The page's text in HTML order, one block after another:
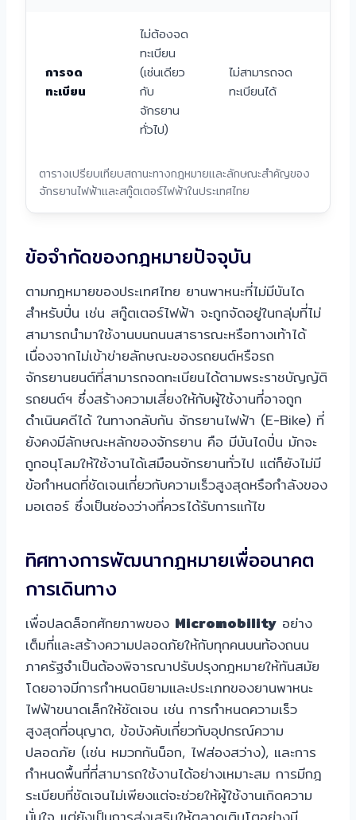
ตารางเปรียบเทียบสถานะทางกฎหมายและลักษณะสำคัญของ
จักรยานไฟฟ้าและสกู๊ตเตอร์ไฟฟ้าในประเทศไทย
การจด
ทะเบียน
ไม่ต้องจด
ทะเบียน
(เช่นเดียว
กับ
จักรยาน
ทั่วไป)
ไม่สามารถจด
ทะเบียนได้
ข้อจำกัดของกฎหมายปัจจุบัน
ตามกฎหมายของประเทศไทย ยานพาหนะที่ไม่มีบันได
สำหรับปั่น เช่น สกู๊ตเตอร์ไฟฟ้า จะถูกจัดอยู่ในกลุ่มที่ไม่
สามารถนำมาใช้งานบนถนนสาธารณะหรือทางเท้าได้
เนื่องจากไม่เข้าข่ายลักษณะของรถยนต์หรือรถ
จักรยานยนต์ที่สามารถจดทะเบียนได้ตามพระราชบัญญัติ
รถยนต์ฯ ซึ่งสร้างความเสี่ยงให้กับผู้ใช้งานที่อาจถูก
ดำเนินคดีได้ ในทางกลับกัน จักรยานไฟฟ้า (E-Bike) ที่
ยังคงมีลักษณะหลักของจักรยาน คือ มีบันไดปั่น มักจะ
ถูกอนุโลมให้ใช้งานได้เสมือนจักรยานทั่วไป แต่ก็ยังไม่มี
ข้อกำหนดที่ชัดเจนเกี่ยวกับความเร็วสูงสุดหรือกำลังของ
มอเตอร์ ซึ่งเป็นช่องว่างที่ควรได้รับการแก้ไข
ทิศทางการพัฒนากฎหมายเพื่ออนาคต
การเดินทาง
เพื่อปลดล็อกศักยภาพของ Micromobility อย่าง
เต็มที่และสร้างความปลอดภัยให้กับทุกคนบนท้องถนน
ภาครัฐจำเป็นต้องพิจารณาปรับปรุงกฎหมายให้ทันสมัย
โดยอาจมีการกำหนดนิยามและประเภทของยานพาหนะ
ไฟฟ้าขนาดเล็กให้ชัดเจน เช่น การกำหนดความเร็ว
สูงสุดที่อนุญาต, ข้อบังคับเกี่ยวกับอุปกรณ์ความ
ปลอดภัย (เช่น หมวกกันน็อก, ไฟส่องสว่าง), และการ
กำหนดพื้นที่ที่สามารถใช้งานได้อย่างเหมาะสม การมีกฎ
ระเบียบที่ชัดเจนไม่เพียงแต่จะช่วยให้ผู้ใช้งานเกิดความ